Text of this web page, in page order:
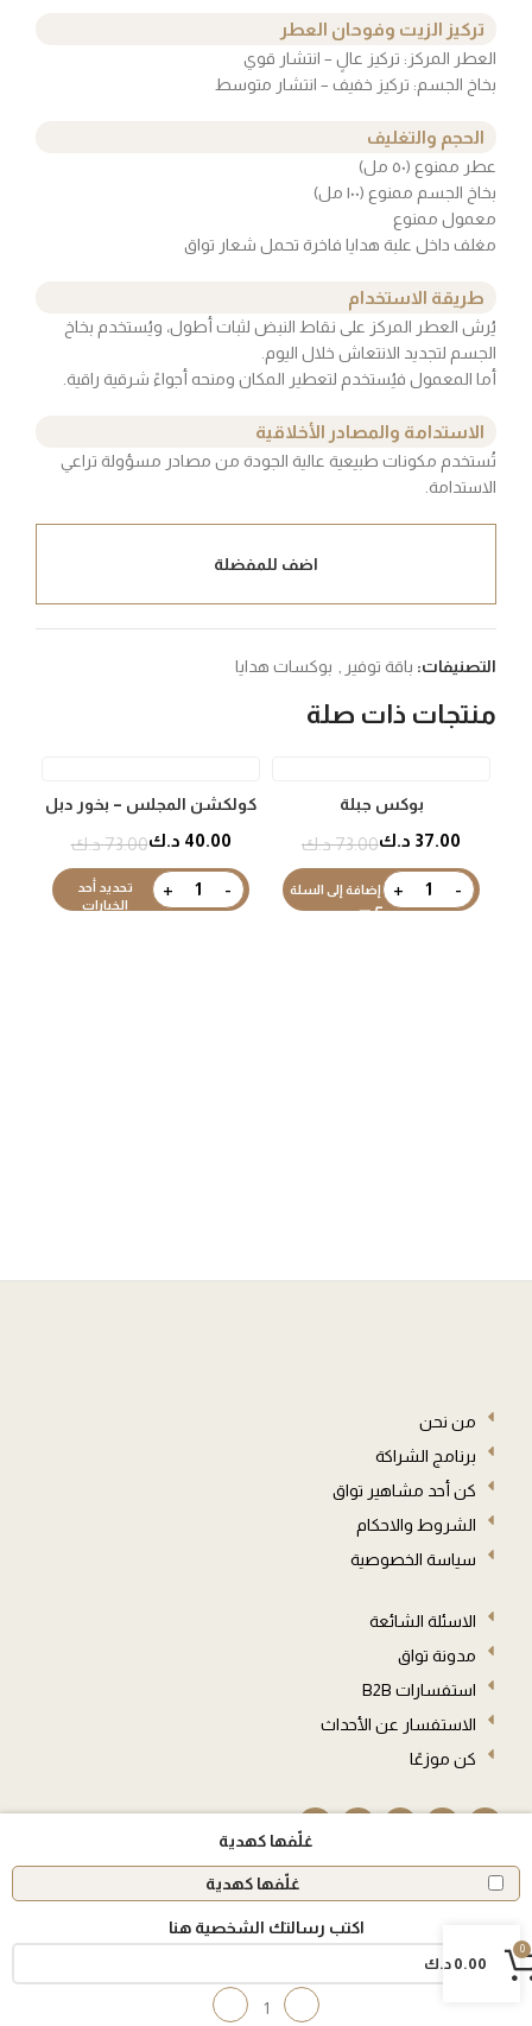
0
0.00 د.ك
تركيز الزيت وفوحان العطر
العطر المركز: تركيز عالٍ – انتشار قوي
بخاخ الجسم: تركيز خفيف – انتشار متوسط
الحجم والتغليف
عطر ممنوع (٥٠ مل)
بخاخ الجسم ممنوع (١٠٠ مل)
معمول ممنوع
مغلف داخل علبة هدايا فاخرة تحمل شعار تواق
طريقة الاستخدام
يُرش العطر المركز على نقاط النبض لثبات أطول، ويُستخدم بخاخ
الجسم لتجديد الانتعاش خلال اليوم.
أما المعمول فيُستخدم لتعطير المكان ومنحه أجواءً شرقية راقية.
الاستدامة والمصادر الأخلاقية
تُستخدم مكونات طبيعية عالية الجودة من مصادر مسؤولة تراعي
الاستدامة.
غلّفها كهدية
غلّفها كهدية
اكتب رسالتك الشخصية هنا
اضف للمفضلة
التصنيفات: باقة توفير بوكسات هدايا
منتجات ذات صلة
بوكس جبلة
73.00د.ك 37.00 د.ك
إضافة إلى السلة
كولكشن المجلس – بخور دبل
مل أو دو برفان
73.00د.ك 40.00 د.ك
تحديد أحد
الخيارات
من نحن
برنامج الشراكة
كن أحد مشاهير تواق
الشروط والاحكام
سياسة الخصوصية
الاسئلة الشائعة
مدونة تواق
استفسارات B2B
الاستفسار عن الأحداث
كن موزعًا